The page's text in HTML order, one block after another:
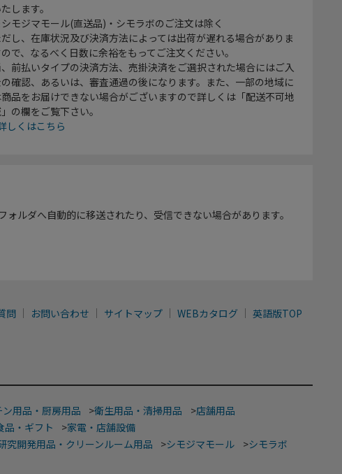
します。
モジマモール(直送品)・シモラボのご注文は除く
し、在庫状況及び決済方法によっては出荷が遅れる場合がありま
で、なるべく日数に余裕をもってご注文ください。
、前払いタイプの決済方法、売掛決済をご選択された場合にはご入
確認、あるいは、審査通過の後になります。また、一部の地域に
商品をお届けできない場合がございますので詳しくは「配送不可地
の欄をご覧下さい。
しくはこちら
ルダへ自動的に移送されたり、受信できない場合があります。
問 お問い合わせ サイトマップ WEBカタログ 英語版TOP
用品・厨房用品 >衛生用品・清掃用品 >店舗用品
品・ギフト >家電・店舗設備
究開発用品・クリーンルーム用品 >シモジマモール >シモラボ